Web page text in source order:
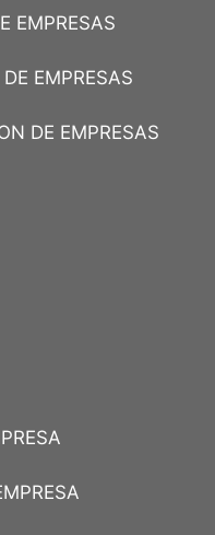
EMPRESAS
EMPRESAS
DE EMPRESAS